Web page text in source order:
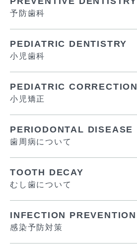
予防歯科
PEDIATRIC DENTISTRY
小児歯科
PEDIATRIC CORRECTION
小児矯正
PERIODONTAL DISEASE
歯周病について
TOOTH DECAY
むし歯について
INFECTION PREVENTION
感染予防対策